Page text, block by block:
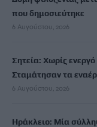
που δημοσιεύτηκε
6 Αυγούστου, 2026
Σητεία: Χωρίς
Σταμάτησαν τα
6 Αυγούστου, 2026
Ηράκλειο: Μία